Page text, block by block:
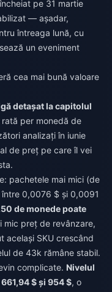
pe 31 martie
— așadar,
întreaga lună, cu
un eveniment
cea mai bună valoare
detașat la capitolul
per monedă de
analizați în iunie
de preț pe care îl vei
pachetele mai mici (de
0,0076 $ și 0,0091
de monede poate
mic preț de revânzare,
același SKU crescând
de 43k rămâne stabil.
complicate. Nivelul
$ și 954 $, o